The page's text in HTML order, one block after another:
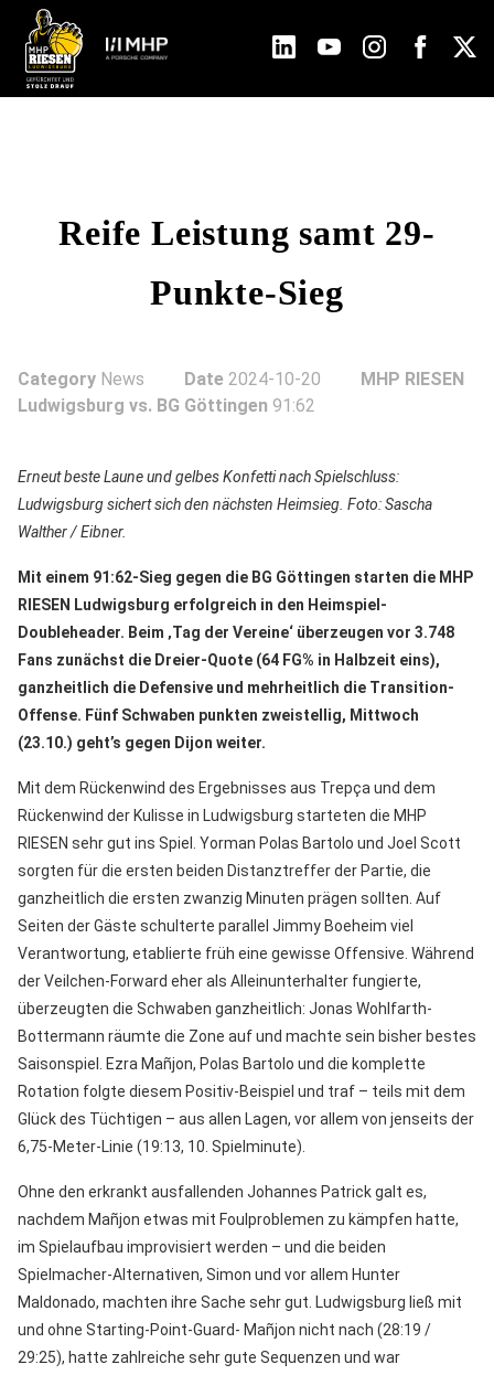
Reife Leistung samt 29-
Punkte-Sieg
Category News Date 2024-10-20
MHP RIESEN
Ludwigsburg vs. BG Göttingen 91:62
Erneut beste Laune und gelbes Konfetti nach Spielschluss:
Ludwigsburg sichert sich den nächsten Heimsieg. Foto: Sascha
Walther / Eibner.
Mit einem 91:62-Sieg gegen die BG Göttingen starten die MHP
RIESEN Ludwigsburg erfolgreich in den Heimspiel-
Doubleheader. Beim ‚Tag der Vereine‘ überzeugen vor 3.748
Fans zunächst die Dreier-Quote (64 FG% in Halbzeit eins),
ganzheitlich die Defensive und mehrheitlich die Transition-
Offense. Fünf Schwaben punkten zweistellig, Mittwoch
(23.10.) geht’s gegen Dijon weiter.
Mit dem Rückenwind des Ergebnisses aus Trepça und dem
Rückenwind der Kulisse in Ludwigsburg starteten die MHP
RIESEN sehr gut ins Spiel. Yorman Polas Bartolo und Joel Scott
sorgten für die ersten beiden Distanztreffer der Partie, die
ganzheitlich die ersten zwanzig Minuten prägen sollten. Auf
Seiten der Gäste schulterte parallel Jimmy Boeheim viel
Verantwortung, etablierte früh eine gewisse Offensive. Während
der Veilchen-Forward eher als Alleinunterhalter fungierte,
überzeugten die Schwaben ganzheitlich: Jonas Wohlfarth-
Bottermann räumte die Zone auf und machte sein bisher bestes
Saisonspiel. Ezra Mañjon, Polas Bartolo und die komplette
Rotation folgte diesem Positiv-Beispiel und traf – teils mit dem
Glück des Tüchtigen – aus allen Lagen, vor allem von jenseits der
6,75-Meter-Linie (19:13, 10. Spielminute).
Ohne den erkrankt ausfallenden Johannes Patrick galt es,
nachdem Mañjon etwas mit Foulproblemen zu kämpfen hatte,
im Spielaufbau improvisiert werden – und die beiden
Spielmacher-Alternativen, Simon und vor allem Hunter
Maldonado, machten ihre Sache sehr gut. Ludwigsburg ließ mit
und ohne Starting-Point-Guard- Mañjon nicht nach (28:19 /
29:25), hatte zahlreiche sehr gute Sequenzen und war